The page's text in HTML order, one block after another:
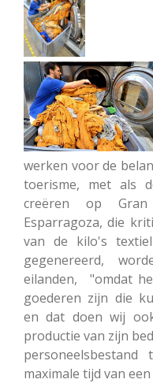
werken voor de
toerisme, met als
creëren op Gran
Esparragoza, die
van de kilo's
gegenereerd,
eilanden, "omdat
goederen zijn die
en dat doen wij
productie van zijn
maximale tijd van een